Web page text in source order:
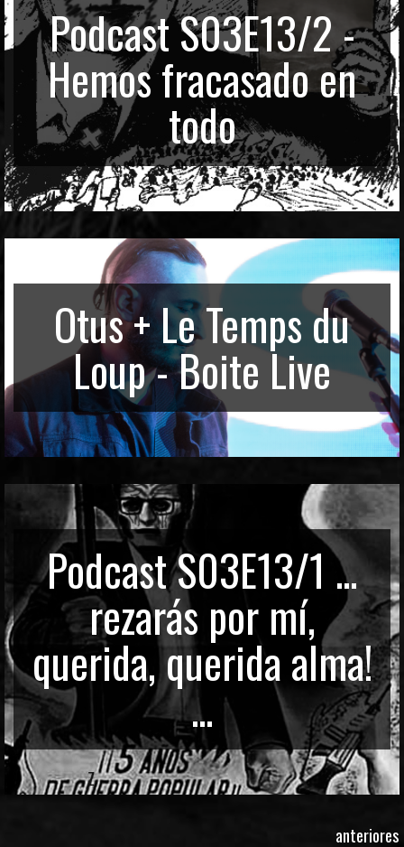
Podcast S03E13/2 -
Hemos fracasado en
todo
Otus + Le Temps du
Loup - Boite Live
Podcast S03E13/1 ...
rezarás por mí,
querida, querida alma!
...
anteriores